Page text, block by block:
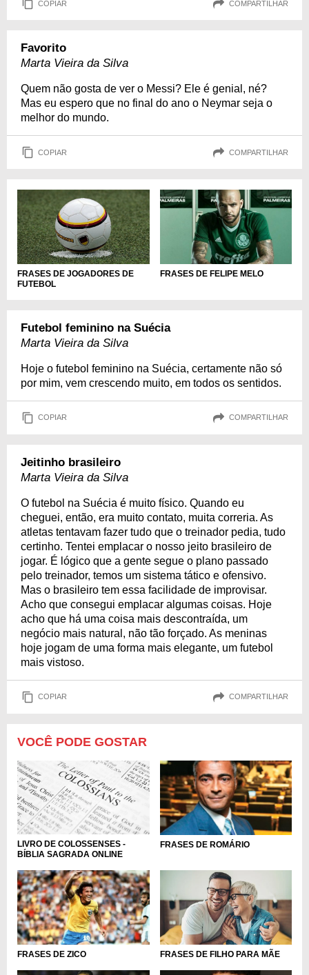
COPIAR COMPARTILHAR
Favorito
Marta Vieira da Silva
Quem não gosta de ver o Messi? Ele é genial, né?
Mas eu espero que no final do ano o Neymar seja o
melhor do mundo.
COPIAR COMPARTILHAR
FRASES DE JOGADORES DE
FUTEBOL
FRASES DE FELIPE MELO
Futebol feminino na Suécia
Marta Vieira da Silva
Hoje o futebol feminino na Suécia, certamente não só
por mim, vem crescendo muito, em todos os sentidos.
COPIAR COMPARTILHAR
Jeitinho brasileiro
Marta Vieira da Silva
O futebol na Suécia é muito físico. Quando eu
cheguei, então, era muito contato, muita correria. As
atletas tentavam fazer tudo que o treinador pedia, tudo
certinho. Tentei emplacar o nosso jeito brasileiro de
jogar. É lógico que a gente segue o plano passado
pelo treinador, temos um sistema tático e ofensivo.
Mas o brasileiro tem essa facilidade de improvisar.
Acho que consegui emplacar algumas coisas. Hoje
acho que há uma coisa mais descontraída, um
negócio mais natural, não tão forçado. As meninas
hoje jogam de uma forma mais elegante, um futebol
mais vistoso.
COPIAR COMPARTILHAR
VOCÊ PODE GOSTAR
LIVRO DE COLOSSENSES -
BÍBLIA SAGRADA ONLINE
FRASES DE ROMÁRIO
FRASES DE ZICO FRASES DE FILHO PARA MÃE